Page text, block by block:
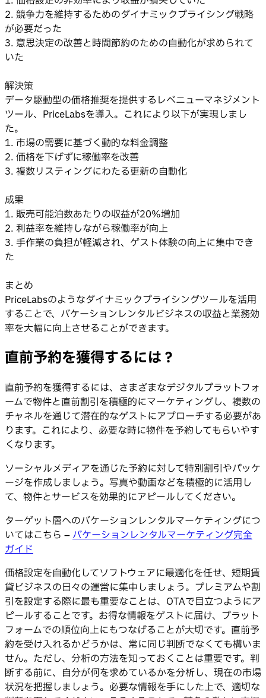
2. 競争力を維持するためのダイナミックプライシング戦略
が必要だった
3. 意思決定の改善と時間節約のための自動化が求められて
いた
解決策
データ駆動型の価格推奨を提供するレベニューマネジメント
ツール、PriceLabsを導入。これにより以下が実現しまし
た。
1. 市場の需要に基づく動的な料金調整
2. 価格を下げずに稼働率を改善
3. 複数リスティングにわたる更新の自動化
成果
1. 販売可能泊数あたりの収益が20%増加
2. 利益率を維持しながら稼働率が向上
3. 手作業の負担が軽減され、ゲスト体験の向上に集中でき
た
まとめ
PriceLabsのようなダイナミックプライシングツールを活用
することで、バケーションレンタルビジネスの収益と業務効
率を大幅に向上させることができます。
直前予約を獲得するには？
直前予約を獲得するには、さまざまなデジタルプラットフォ
ームで物件と直前割引を積極的にマーケティングし、複数の
チャネルを通じて潜在的なゲストにアプローチする必要があ
ります。これにより、必要な時に物件を予約してもらいやす
くなります。
ソーシャルメディアを通じた予約に対して特別割引やパッケ
ージを作成しましょう。写真や動画などを積極的に活用し
て、物件とサービスを効果的にアピールしてください。
ターゲット層へのバケーションレンタルマーケティングにつ
いてはこちら – バケーションレンタルマーケティング完全
ガイド
価格設定を自動化してソフトウェアに最適化を任せ、短期賃
貸ビジネスの日々の運営に集中しましょう。プレミアムや割
引を設定する際に最も重要なことは、OTAで目立つようにア
ピールすることです。お得な情報をゲストに届け、プラット
フォームでの順位向上にもつなげることが大切です。直前予
約を受け入れるかどうかは、常に同じ判断でなくても構いま
せん。ただし、分析の方法を知っておくことは重要です。判
断する前に、自分が何を求めているかを分析し、現在の市場
状況を把握しましょう。必要な情報を手にした上で、適切な